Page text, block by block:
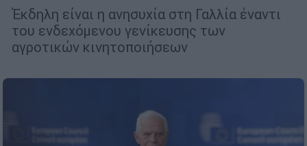
Έκδηλη είναι η ανησυχία στη Γαλλία έναντι
του ενδεχόμενου γενίκευσης των
αγροτικών κινητοποιήσεων